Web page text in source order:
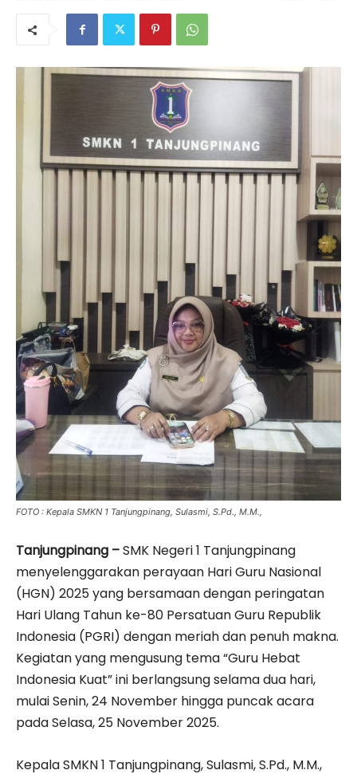
FOTO : Kepala SMKN 1 Tanjungpinang, Sulasmi, S.Pd., M.M.,
Tanjungpinang –SMK Negeri 1 Tanjungpinang
menyelenggarakan perayaan Hari Guru Nasional
(HGN) 2025 yang bersamaan dengan peringatan
Hari Ulang Tahun ke-80 Persatuan Guru Republik
Indonesia (PGRI) dengan meriah dan penuh makna.
Kegiatan yang mengusung tema “Guru Hebat
Indonesia Kuat” ini berlangsung selama dua hari,
mulai Senin, 24 November hingga puncak acara
pada Selasa, 25 November 2025.
Kepala SMKN 1 Tanjungpinang, Sulasmi, S.Pd., M.M.,